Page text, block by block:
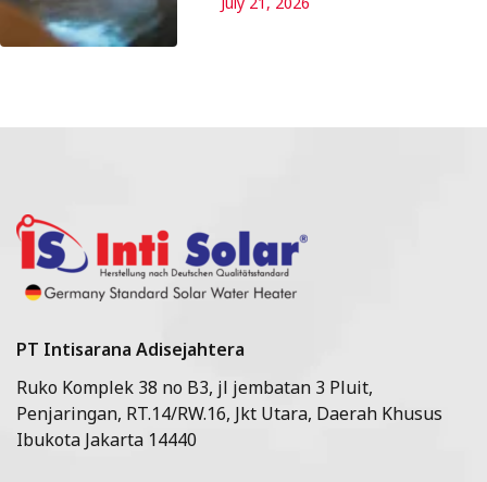
PT Intisarana Adisejahtera
Ruko Komplek 38 no B3, jl jembatan 3 Pluit,
Penjaringan, RT.14/RW.16, Jkt Utara, Daerah Khusus
Ibukota Jakarta 14440